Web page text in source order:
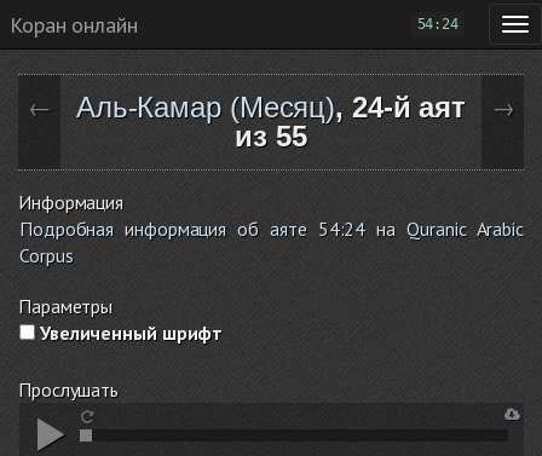
Коран онлайн 54:24
← Аль-Камар (Месяц), 24-й аят
из 55
→
Информация
Подробная информация об аяте 54:24 на Quranic Arabic
Corpus
Параметры
Увеличенный шрифт
Прослушать